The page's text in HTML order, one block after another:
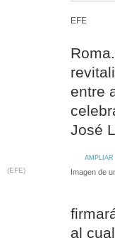
EFE
entre
José
AMPLIAR
(EFE) Imagen de
al